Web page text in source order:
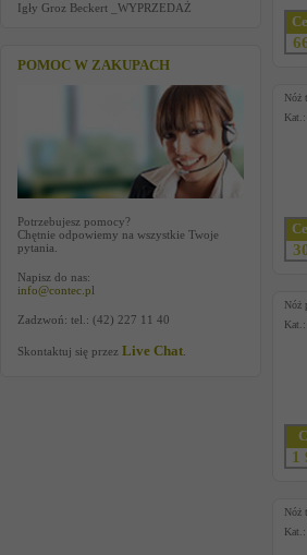
Igły Groz Beckert _WYPRZEDAŻ
POMOC W ZAKUPACH
Potrzebujesz pomocy?
Chętnie odpowiemy na wszystkie Twoje
pytania.
Napisz do nas:
info@contec.pl
Zadzwoń: tel.: (42) 227 11 40
Skontaktuj się przez Live Chat
Nóż
Kat.:
Nóż
Kat.:
1
Nóż
Kat.: